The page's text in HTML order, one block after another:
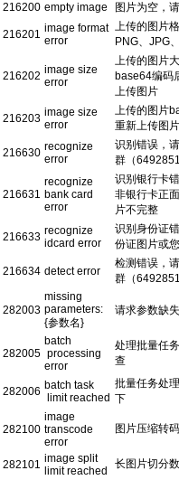
216200 empty image 图片为空，
216201 image format
error
上传的图片
PNG、JPG
216202 image size
error
上传的图片
base64编码
上传图片
216203 image size
error
上传的图片
重新上传图片
216630 recognize
error
识别错误，
群（
216631
recognize
bank card
error
识别银行卡
非银行卡正
片不完整
216633 recognize
idcard error
识别身份证
份证图片或
216634 detect error
检测错误，
群（
282003
missing
parameters:
{参数名}
请求参数缺失
282005
batch
processing
error
处理批量任
查
282006 batch task
limit reached
批量任务处
下
282100
image
transcode
error
图片压缩转
282101 image split
limit reached
长图片切分